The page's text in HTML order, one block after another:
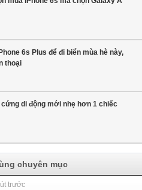
6s Plus để đi biển mùa hè này,
thoại
di động mới nhẹ hơn 1 chiếc
chuyên mục
trước